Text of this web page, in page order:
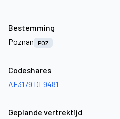
Bestemming
Poznan
POZ
Codeshares
AF3179 DL9481
Geplande vertrektijd